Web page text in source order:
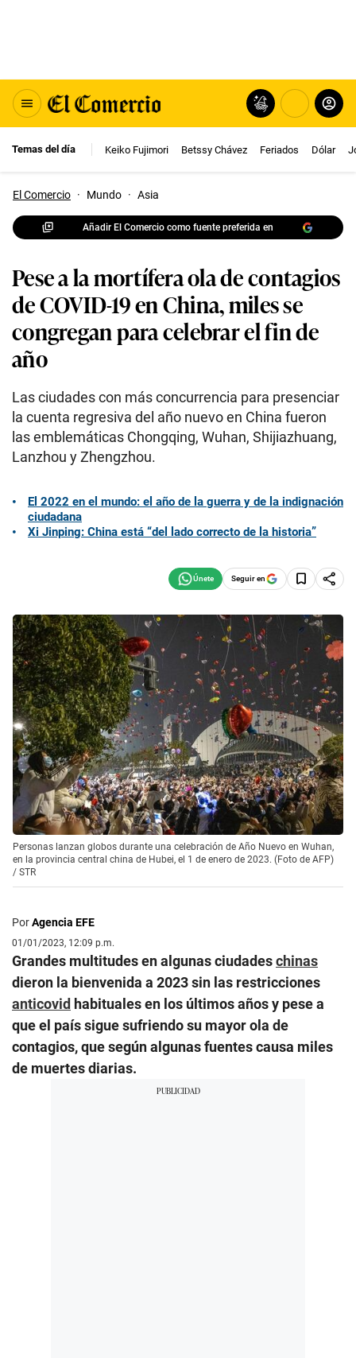
Temas del día Keiko Fujimori Betssy Chávez Feriados Dólar
El Comercio · Mundo · Asia
Añadir El Comercio como fuente preferida en
Pese a la mortífera ola de contagios
de COVID-19 en China, miles se
congregan para celebrar el fin de
año
Las ciudades con más concurrencia para presenciar
la cuenta regresiva del año nuevo en China fueron
las emblemáticas Chongqing, Wuhan, Shijiazhuang,
Lanzhou y Zhengzhou.
El 2022 en el mundo: el año de la guerra y de la indignación
ciudadana
Xi Jinping: China está “del lado correcto de la historia”
Seguir en
Personas lanzan globos durante una celebración de Año Nuevo en Wuhan,
en la provincia central china de Hubei, el 1 de enero de 2023. (Foto de AFP)
/ STR
PorAgencia EFE
01/01/2023, 12:09 p.m.
Grandes multitudes en algunas ciudadeschinas
dieron la bienvenida a 2023 sin las restricciones
anticovid habituales en los últimos años y pese a
que el país sigue sufriendo su mayor ola de
contagios, que según algunas fuentes causa miles
de muertes diarias.